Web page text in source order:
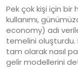
Pek çok kişi için
kullanımı,
economy) adı
temelini oluşturdu.
tam olarak nasıl
gelir modellerini